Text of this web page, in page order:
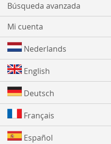
Búsqueda avanzada
Mi cuenta
Nederlands
English
Deutsch
Français
Español